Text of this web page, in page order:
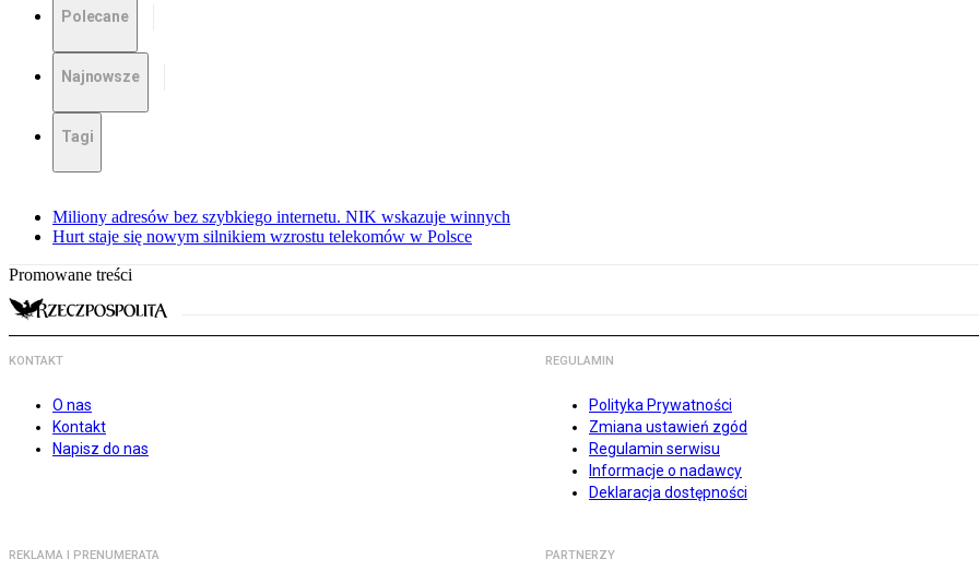
Polecane
Najnowsze
Tagi
Miliony adresów bez szybkiego internetu. NIK wskazuje winnych
Hurt staje się nowym silnikiem wzrostu telekomów w Polsce
Promowane treści
KONTAKT
O nas
Kontakt
Napisz do nas
REGULAMIN
Polityka Prywatności
Zmiana ustawień zgód
Regulamin serwisu
Informacje o nadawcy
Deklaracja dostępności
REKLAMA I PRENUMERATA PARTNERZY